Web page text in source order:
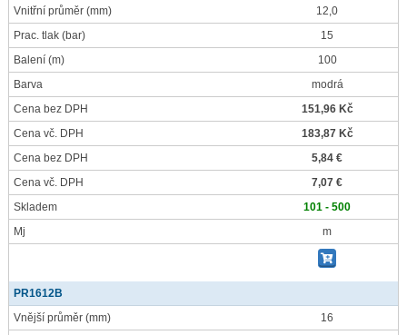
Vnitřní průměr (mm)
12,0
Prac. tlak (bar)
15
Balení (m)
100
Barva
modrá
Cena bez DPH
151,96 Kč
Cena vč. DPH
183,87 Kč
Cena bez DPH
5,84 €
Cena vč. DPH
7,07 €
Skladem
101 - 500
Mj
m
PR1612B
Vnější průměr (mm)
16